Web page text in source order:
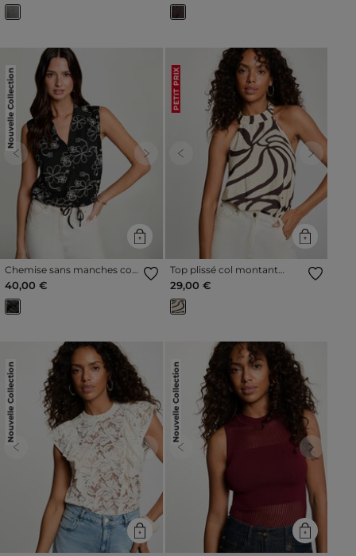
Nouvelle Collection
Previous Next
Chemise sans manches col
v noir femme
40,00 €
PETIT PRIX
Previous Next
Top plissé col montant
multicolore femme
29,00 €
Nouvelle Collection
Previous Next
Nouvelle Collection
Previous Next